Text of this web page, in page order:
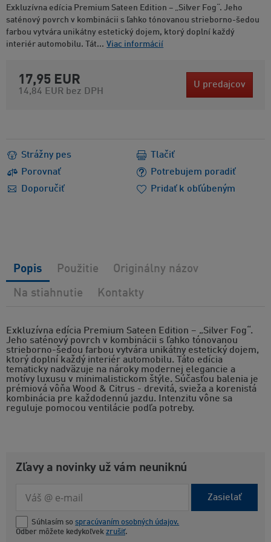
Exkluzívna edícia Premium Sateen Edition – „Silver Fog“. Jeho
saténový povrch v kombinácii s ľahko tónovanou strieborno-šedou
farbou vytvára unikátny estetický dojem, ktorý doplní každý
interiér automobilu. Tát... Viac informácií
17,95 EUR
14,84 EUR bez DPH
U predajcov
Strážny pes
Porovnať
Potrebujem poradiť
Doporučiť
Tlačiť
Pridať k obľúbeným
Exkluzívna edícia Premium Sateen Edition – „Silver Fog“.
Jeho saténový povrch v kombinácii s ľahko tónovanou
strieborno-šedou farbou vytvára unikátny estetický dojem,
ktorý doplní každý interiér automobilu. Táto edícia
tematicky nadväzuje na nároky modernej elegancie a
motívy luxusu v minimalistickom štýle. Súčasťou balenia je
prémiová vôňa Wood & Citrus - drevitá, svieža a korenistá
kombinácia pre každodennú jazdu. Intenzitu vône sa
reguluje pomocou ventilácie podľa potreby.
Popis Použitie Originálny názov
Na stiahnutie Kontakty
Zľavy a novinky už vám neuniknú
Zasielať
Súhlasím so spracúvaním osobných údajov.
Odber môžete kedykoľvek zrušiť.